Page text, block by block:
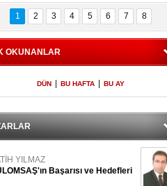
İstanbul
Adaları
600 milletvekilinin
listesi
1 2 3 4 5 6 7 8
OKUNANLAR
DÜN BU HAFTA BU AY
YILMAZ
Başarısı ve Hedefleri